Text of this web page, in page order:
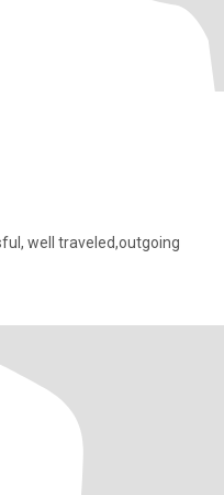
well traveled,outgoing